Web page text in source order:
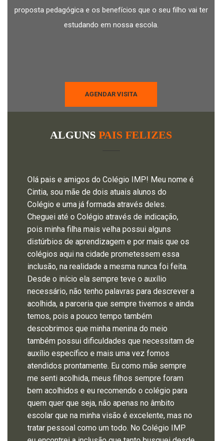
proposta pedagógica e os benefícios que o seu filho vai ter
estudando em nossa escola.
AGENDAR VISITA
ALGUNS PAIS FELIZES
Olá pais e amigos do Colégio IMP! Meu nome é
Cintia, sou mãe de dois atuais alunos do
Colégio e uma já formada através deles.
Cheguei até o Colégio através de indicação,
pois minha filha mais velha possui alguns
distúrbios de aprendizagem e por mais que os
colégios aqui na cidade prometessem essa
inclusão, na realidade a mesma nunca foi feita.
Desde o início ela sempre teve o auxílio
necessário, não tenho palavras para descrever a
acolhida, a parceria que sempre tivemos e ainda
temos, pois a pouco tempo também
descobrimos que minha menina do meio
também possui dificuldades que necessitam de
auxílio específico e mais uma vez fomos
atendidos prontamente. Eu como mãe sempre
me senti acolhida, meus filhos sempre foram
bem acolhidos e eu recomendo o colégio para
quem quer que seja, não apenas no âmbito
escolar que na minha visão é excelente, mas no
tratar pessoal como um todo. No Colégio IMP